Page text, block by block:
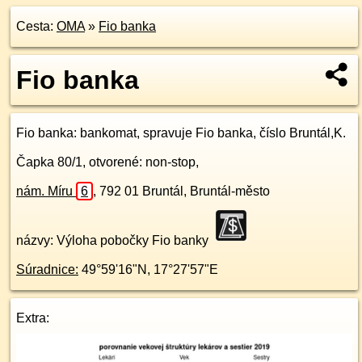
Cesta: OMA» Fio banka
Fio banka
Fio banka: bankomat, spravuje Fio banka, číslo Bruntál,K.
Čapka 80/1, otvorené: non-stop,
nám. Míru 6 , 792 01 Bruntál, Bruntál-město
názvy: Výloha pobočky Fio banky
Súradnice: 49°59'16"N , 17°27'57"E
Extra: